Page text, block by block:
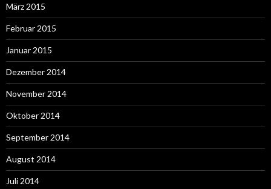
März 2015
Februar 2015
Januar 2015
Dezember 2014
November 2014
Oktober 2014
September 2014
August 2014
Juli 2014